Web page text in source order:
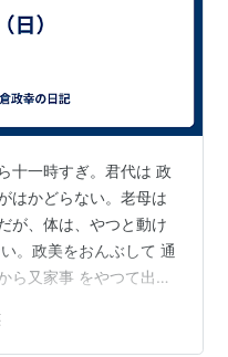
十一時すぎ。君代は 政
はかどらない。老母は
が、体は、やつと動け
。政美をおんぶして 通
ら又家事 をやつて出勤
らぬのか と思ふと、い